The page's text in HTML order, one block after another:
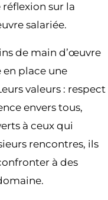
réflexion sur la
salariée.
de main d’œuvre
place une
valeurs : respect
envers tous,
à ceux qui
rencontres, ils
à des